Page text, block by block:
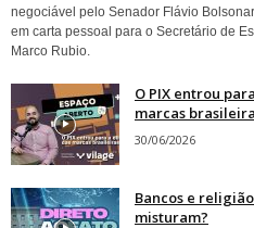
negociável pelo Senador Flávio
em carta pessoal para o Secretário de
Marco Rubio.
O PIX entrou
marcas
30/06/2026
Bancos e
misturam?